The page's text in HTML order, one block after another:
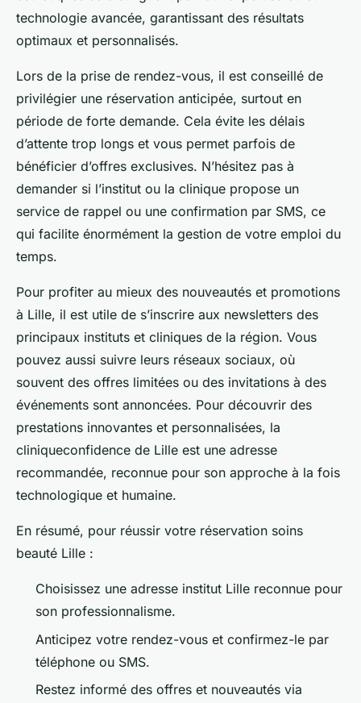
technologie avancée, garantissant des résultats
optimaux et personnalisés.
Lors de la prise de rendez-vous, il est conseillé de
privilégier une réservation anticipée, surtout en
période de forte demande. Cela évite les délais
d’attente trop longs et vous permet parfois de
bénéficier d’offres exclusives. N’hésitez pas à
demander si l’institut ou la clinique propose un
service de rappel ou une confirmation par SMS, ce
qui facilite énormément la gestion de votre emploi du
temps.
Pour profiter au mieux des nouveautés et promotions
à Lille, il est utile de s’inscrire aux newsletters des
principaux instituts et cliniques de la région. Vous
pouvez aussi suivre leurs réseaux sociaux, où
souvent des offres limitées ou des invitations à des
événements sont annoncées. Pour découvrir des
prestations innovantes et personnalisées, la
cliniqueconfidence de Lille est une adresse
recommandée, reconnue pour son approche à la fois
technologique et humaine.
En résumé, pour réussir votre réservation soins
beauté Lille :
Choisissez une adresse institut Lille reconnue pour
son professionnalisme.
Anticipez votre rendez-vous et confirmez-le par
téléphone ou SMS.
Restez informé des offres et nouveautés via